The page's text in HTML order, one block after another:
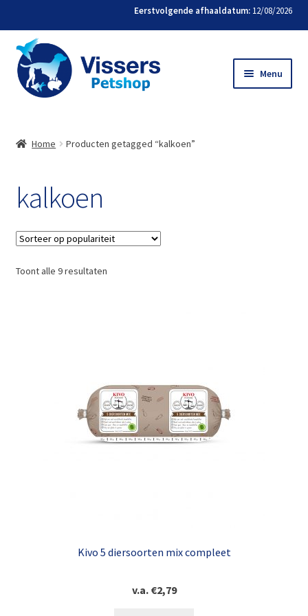
Eerstvolgende afhaaldatum: 12/08/2026
Menu
Bestellen
Favorieten
Home Producten getagged “kalkoen”
kalkoen
Toont alle 9 resultaten
Kivo 5 diersoorten mix compleet
v.a. €2,79